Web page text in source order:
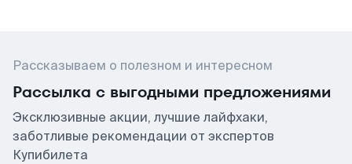
Рассказываем о полезном и интересном
Рассылка с выгодными предложениями
Эксклюзивные акции, лучшие лайфхаки,
заботливые рекомендации от экспертов
Купибилета